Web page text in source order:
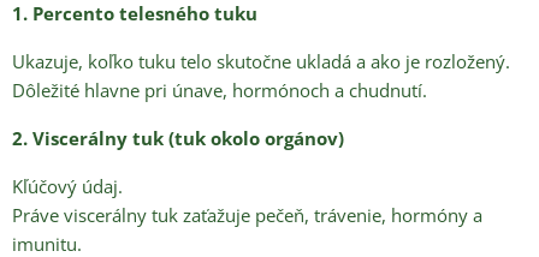
1. Percento telesného tuku
Ukazuje, koľko tuku telo skutočne ukladá a ako je rozložený.
Dôležité hlavne pri únave, hormónoch a chudnutí.
2. Viscerálny tuk (tuk okolo orgánov)
Kľúčový údaj.
Práve viscerálny tuk zaťažuje pečeň, trávenie, hormóny a
imunitu.